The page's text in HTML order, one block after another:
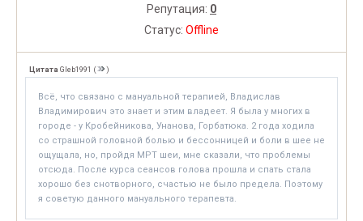
Репутация: 0
Статус: Offline
Цитата Gleb1991 ( )
Всё, что связано с мануальной терапией, Владислав
Владимирович это знает и этим владеет. Я была у многих в
городе - у Кробейникова, Унанова, Горбатюка. 2 года ходила
со страшной головной болью и бессонницей и боли в шее не
ощущала, но, пройдя МРТ шеи, мне сказали, что проблемы
отсюда. После курса сеансов голова прошла и спать стала
хорошо без снотворного, счастью не было предела. Поэтому
я советую данного мануального терапевта.